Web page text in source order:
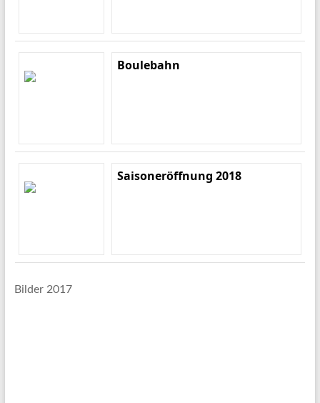
Boulebahn
Saisoneröffnung 2018
Bilder 2017